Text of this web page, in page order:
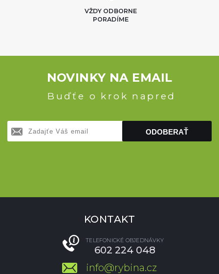
VŽDY ODBORNE
PORADÍME
NOVINKY NA EMAIL
Buďťe o krok napred
ODOBERAŤ
KONTAKT
TELEFONICKÉ OBJEDNÁVKY
602 224 048
info@rybina.cz